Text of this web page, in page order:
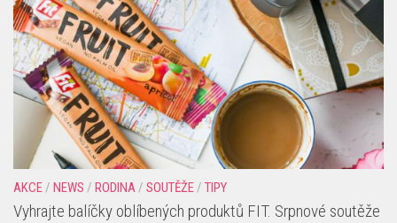
AKCE/ NEWS / RODINA/ SOUTĚŽE/ TIPY
Vyhrajte balíčky oblíbených produktů FIT. Srpnové soutěže